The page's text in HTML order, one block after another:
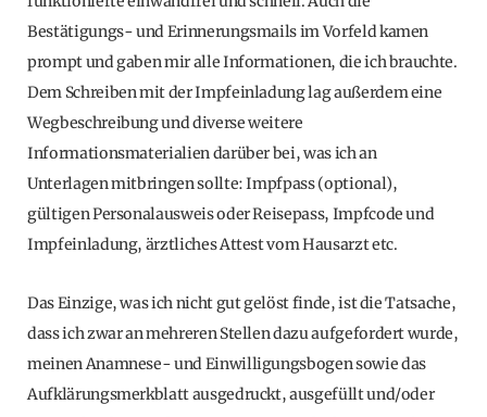
Bestätigungs- und Erinnerungsmails im Vorfeld kamen
prompt und gaben mir alle Informationen, die ich brauchte.
Dem Schreiben mit der Impfeinladung lag außerdem eine
Wegbeschreibung und diverse weitere
Informationsmaterialien darüber bei, was ich an
Unterlagen mitbringen sollte: Impfpass (optional),
gültigen Personalausweis oder Reisepass, Impfcode und
Impfeinladung, ärztliches Attest vom Hausarzt etc.
Das Einzige, was ich nicht gut gelöst finde, ist die Tatsache,
dass ich zwar an mehreren Stellen dazu aufgefordert wurde,
meinen Anamnese- und Einwilligungsbogen sowie das
Aufklärungsmerkblatt ausgedruckt, ausgefüllt und/oder